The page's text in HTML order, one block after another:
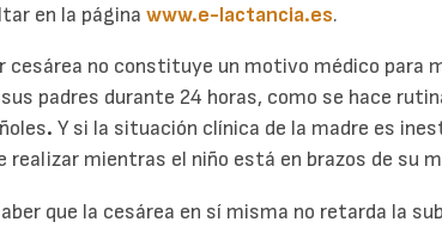
en la página www.e-lactancia.es.
cesárea no constituye un motivo médico para
padres durante 24 horas, como se hace
. Y si la situación clínica de la madre es
realizar mientras el niño está en brazos de su
que la cesárea en sí misma no retarda la